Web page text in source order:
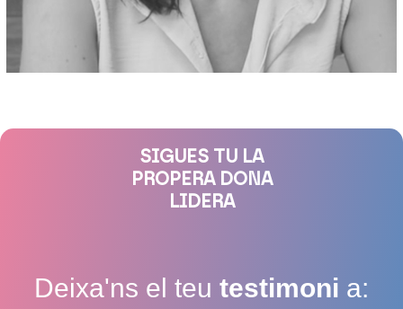
SIGUES TU LA
PROPERA DONA
LIDERA
Deixa'ns el teu testimoni a: